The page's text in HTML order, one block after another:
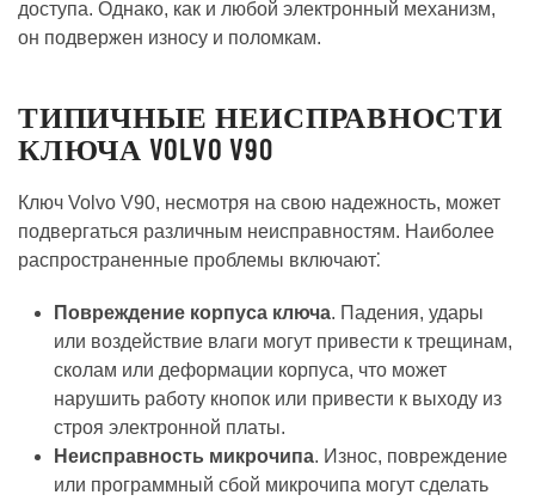
доступа. Однако, как и любой электронный механизм,
он подвержен износу и поломкам.
ТИПИЧНЫЕ НЕИСПРАВНОСТИ
КЛЮЧА VOLVO V90
Ключ Volvo V90, несмотря на свою надежность, может
подвергаться различным неисправностям. Наиболее
распространенные проблемы включают⁚
Повреждение корпуса ключа. Падения, удары
или воздействие влаги могут привести к трещинам,
сколам или деформации корпуса, что может
нарушить работу кнопок или привести к выходу из
строя электронной платы.
Неисправность микрочипа. Износ, повреждение
или программный сбой микрочипа могут сделать